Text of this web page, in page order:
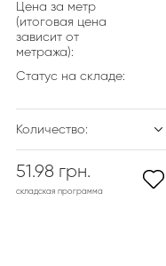
Цена за метр
(итоговая цена
зависит от
метража):
Статус на складе:
Количество:
51.98 грн.
складская программа